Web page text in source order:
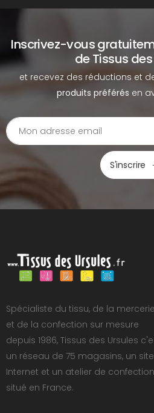
Inscrivez-vous
de Tissus
et recevez des réductions et
produits préférés en
S'inscrire
Spécialiste du tissu, de la mercerie
et de la confection sur mesure
depuis 1986, Tissus des Ursules
un réseau de 75 magasins, un site
Internet et un atelier de confection
situé en France.